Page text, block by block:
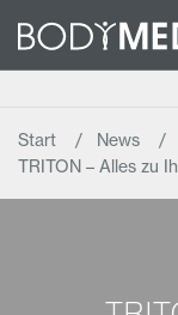
Start News
TRITON – Alles zu